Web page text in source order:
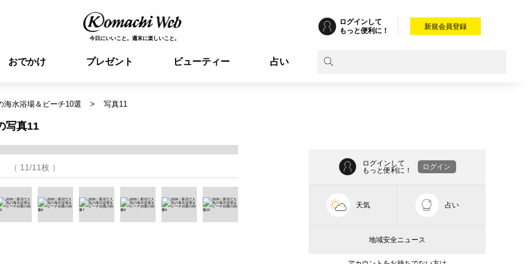
今日にいいこと。週末に楽しいこと。
ログインして
もっと便利に！
新規会員登録
おでかけ プレゼント ビューティー 占い
海水浴場＆ビーチ10選 写真11
写真11
（ 11/11枚 ）
ログインして
もっと便利に！
ログイン
天気 占い
地域安全ニュース